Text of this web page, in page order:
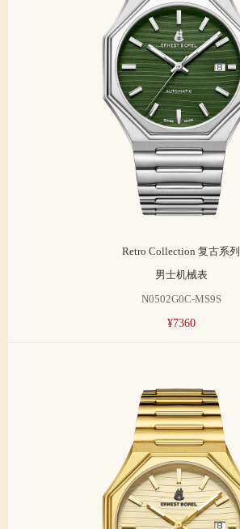
Retro Collection 复古系列
男士机械表
N0502G0C-MS9S
¥7360